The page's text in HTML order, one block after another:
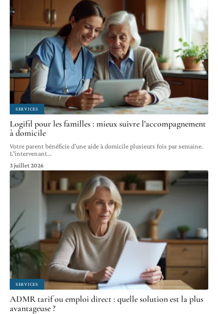
SERVICES
Logifil pour les familles : mieux suivre l’accompagnement
à domicile
Votre parent bénéficie d'une aide à domicile plusieurs fois par semaine.
L'intervenant…
3 juillet 2026
SERVICES
ADMR tarif ou emploi direct : quelle solution est la plus
avantageuse ?